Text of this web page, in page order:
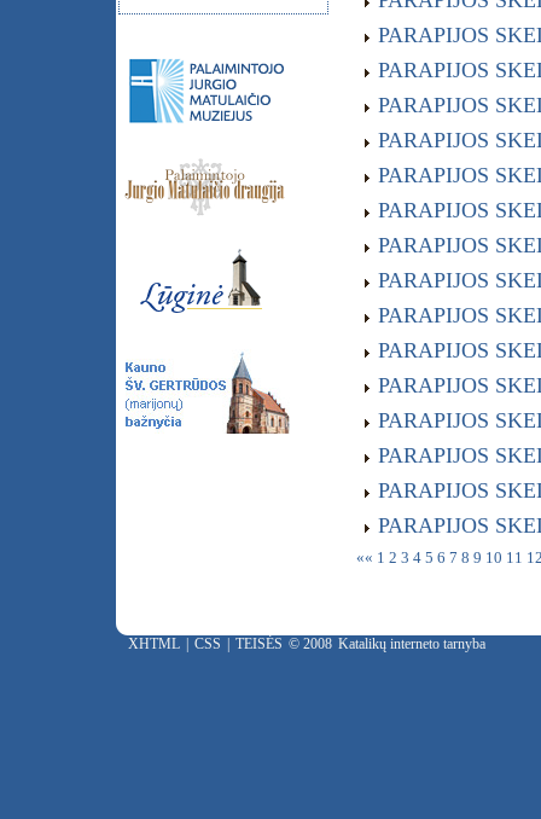
PARAPIJOS
PARAPIJOS
PARAPIJOS
PARAPIJOS
PARAPIJOS
PARAPIJOS
PARAPIJOS
PARAPIJOS
PARAPIJOS
PARAPIJOS
PARAPIJOS
PARAPIJOS
PARAPIJOS
PARAPIJOS
PARAPIJOS
«« 1 2 3 4 5 6 7 8 9 10 11
XHTML CSS TEISĖS © 2008 Katalikų interneto tarnyba